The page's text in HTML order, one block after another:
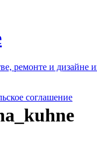
ремонте и дизайне
соглашение